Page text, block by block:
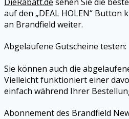
auf den „DEAL HOLEN“ Button
an Brandfield weiter.
Abgelaufene Gutscheine testen:
Sie können auch die
Vielleicht funktioniert einer
einfach während Ihrer
Abonnement des Brandfield